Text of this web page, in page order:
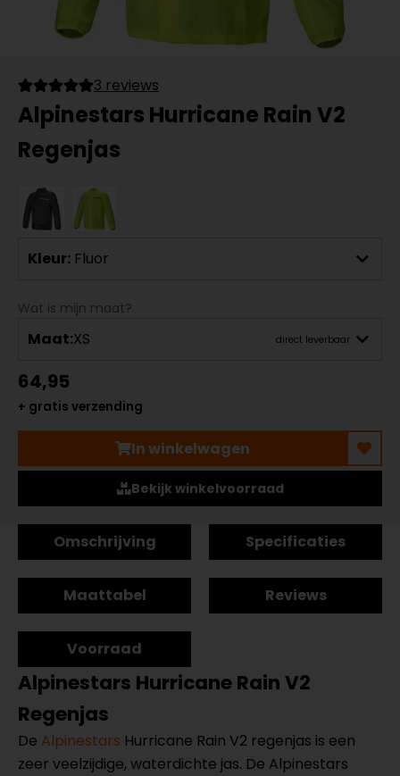
3 reviews
Alpinestars Hurricane Rain V2
Regenjas
Kleur: Fluor
Wat is mijn maat?
Maat:XS direct leverbaar
64,95
+ gratis verzending
In winkelwagen
Bekijk winkelvoorraad
Omschrijving Specificaties
Maattabel Reviews
Voorraad
Alpinestars Hurricane Rain V2
Regenjas
De Alpinestars Hurricane Rain V2 regenjas is een
zeer veelzijdige, waterdichte jas. De Alpinestars